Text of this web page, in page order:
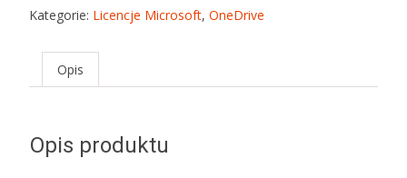
Kategorie: Licencje Microsoft, OneDrive
Opis
Opis produktu